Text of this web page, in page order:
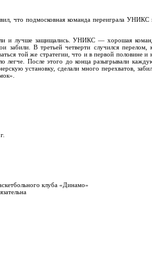
что подмосковная команда переиграла УНИКС
и лучше защищались. УНИКС — хорошая
забили. В третьей четверти случился перелом,
той же стратегии, что и в первой половине и
легче. После этого до конца разыгрывали
установку, сделали много перехватов,
клуба «Динамо»